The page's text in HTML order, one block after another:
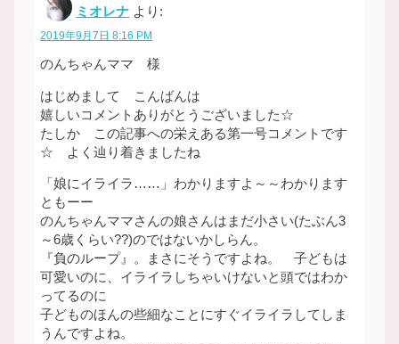
ミオレナ より:
2019年9月7日 8:16 PM
のんちゃんママ 様
はじめまして こんばんは
嬉しいコメントありがとうございました☆
たしか この記事への栄えある第一号コメントです
☆ よく辿り着きましたね
「娘にイライラ……」わかりますよ～～わかります
ともーー
のんちゃんママさんの娘さんはまだ小さい(たぶん3
～6歳くらい??)のではないかしらん。
『負のループ』。まさにそうですよね。 子どもは
可愛いのに、イライラしちゃいけないと頭ではわか
ってるのに
子どものほんの些細なことにすぐイライラしてしま
うんですよね。